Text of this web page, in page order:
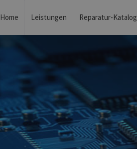
Home Leistungen Reparatur-Katalog